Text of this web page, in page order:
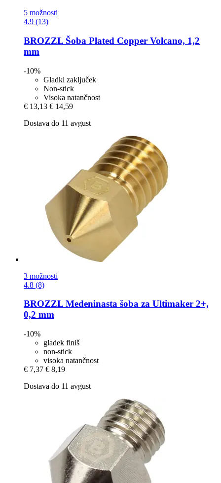
5 možnosti
4.9 (13)
BROZZL Šoba Plated Copper Volcano, 1,2
mm
-10%
Gladki zaključek
Non-stick
Visoka natančnost
€ 13,13 € 14,59
Dostava do 11 avgust
3 možnosti
4.8 (8)
BROZZL Medeninasta šoba za Ultimaker 2+,
0,2 mm
-10%
gladek finiš
non-stick
visoka natančnost
€ 7,37 € 8,19
Dostava do 11 avgust